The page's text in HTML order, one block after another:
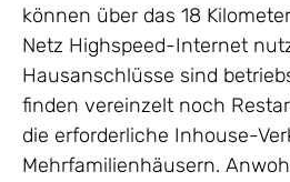
können über das 18
Netz Highspeed-Internet
Hausanschlüsse sind
finden vereinzelt noch
die erforderliche Inhouse-
Mehrfamilienhäusern.